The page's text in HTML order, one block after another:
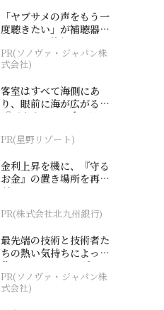
「ヤブサメの声をもう一
度聴きたい」が補聴器チ
ャレンジの後押しに
PR(ソノヴァ・ジャパン株
式会社)
客室はすべて海側にあ
り、眼前に海が広がる
『西表島ホテル by 星野
PR(星野リゾート)
金利上昇を機に、『守る
お金』の置き場所を再検
討
PR(株式会社北九州銀行)
最先端の技術と技術者た
ちの熱い気持ちによって
作られているオーダーメ
イド補聴器
PR(ソノヴァ・ジャパン株
式会社)